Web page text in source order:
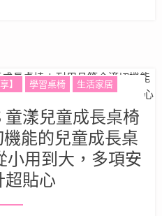
】 學習桌椅 生活家居
童漾兒童成長桌椅
能的兒童成長桌
小用到大，多項安
超貼心